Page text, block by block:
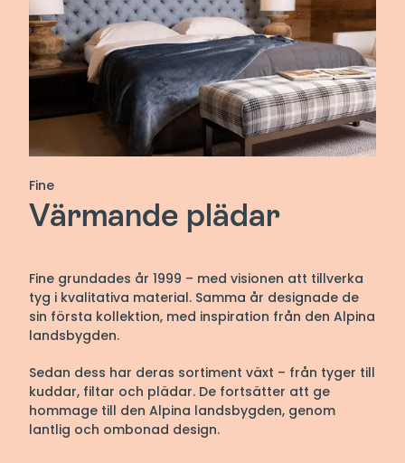
Fine
Värmande plädar
Fine grundades år 1999 – med visionen att tillverka
tyg i kvalitativa material. Samma år designade de
sin första kollektion, med inspiration från den Alpina
landsbygden.
Sedan dess har deras sortiment växt – från tyger till
kuddar, filtar och plädar. De fortsätter att ge
hommage till den Alpina landsbygden, genom
lantlig och ombonad design.